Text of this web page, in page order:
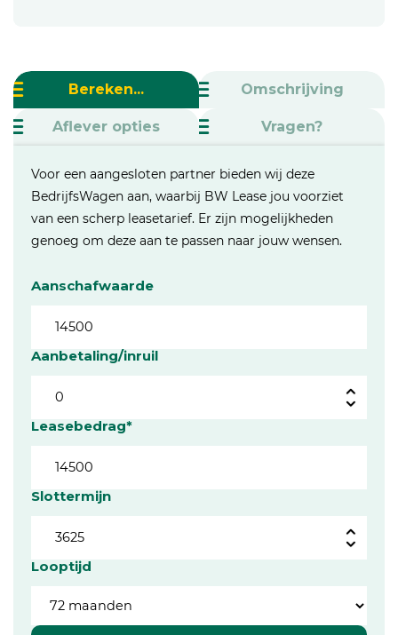
Bereken... Omschrijving
Aflever opties Vragen?
Voor een aangesloten partner bieden wij deze
BedrijfsWagen aan, waarbij BW Lease jou voorziet
van een scherp leasetarief. Er zijn mogelijkheden
genoeg om deze aan te passen naar jouw wensen.
Aanschafwaarde
Aanbetaling/inruil
Leasebedrag*
Slottermijn
Looptijd